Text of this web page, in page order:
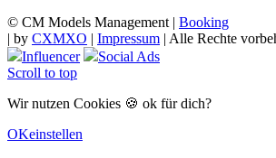
© CM Models Management | Booking
| by CXMXO | Impressum | Alle Rechte
Influencer
Social Ads
Scroll to top
Wir nutzen Cookies 🍪 ok für dich?
OKeinstellen